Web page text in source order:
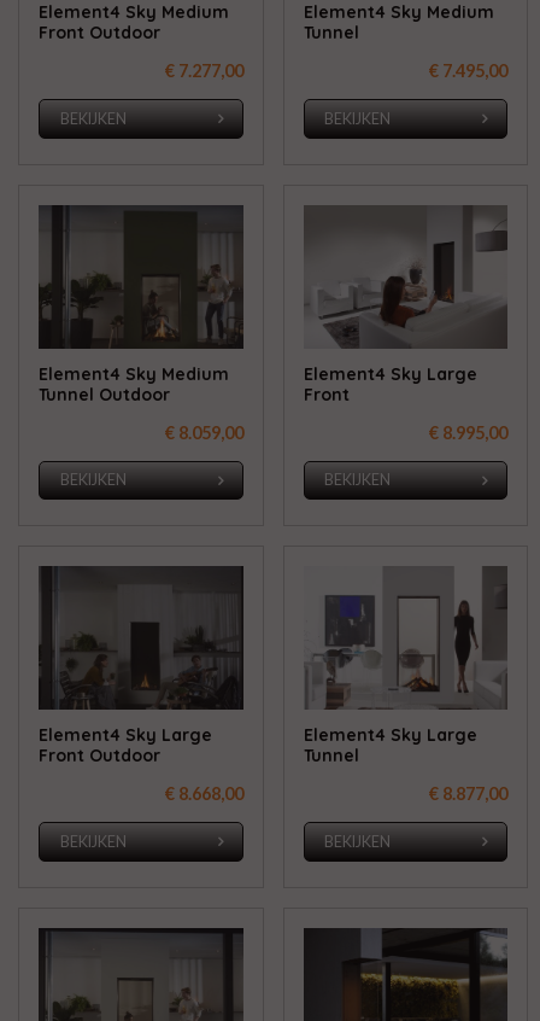
Element4 Sky Medium
Front Outdoor
€ 7.277,00
BEKIJKEN
Element4 Sky Medium
Tunnel
€ 7.495,00
BEKIJKEN
Element4 Sky Medium
Tunnel Outdoor
€ 8.059,00
BEKIJKEN
Element4 Sky Large
Front
€ 8.995,00
BEKIJKEN
Element4 Sky Large
Front Outdoor
€ 8.668,00
BEKIJKEN
Element4 Sky Large
Tunnel
€ 8.877,00
BEKIJKEN